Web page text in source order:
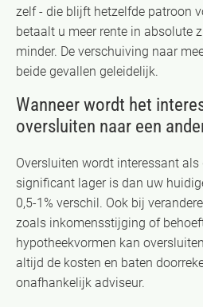
zelf - die blijft hetzelfde patroon
betaalt u meer rente in absolute
minder. De verschuiving naar
beide gevallen geleidelijk.
Wanneer wordt het
oversluiten naar een
Oversluiten wordt interessant
significant lager is dan uw
0,5-1% verschil. Ook bij
zoals inkomensstijging of
hypotheekvormen kan
altijd de kosten en baten
onafhankelijk adviseur.